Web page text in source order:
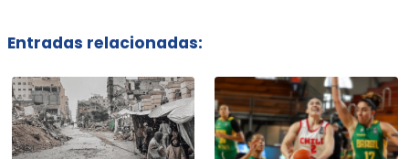
Entradas relacionadas: